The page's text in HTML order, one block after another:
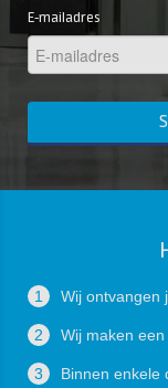
E-mailadres
1 Wij ontvangen
2 Wij maken
3 Binnen enkele